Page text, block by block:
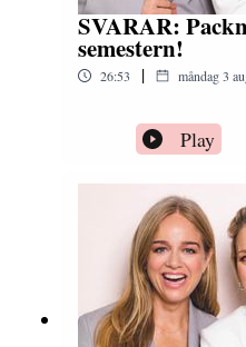
SVARAR:
semestern!
26:53 | måndag 3
Play